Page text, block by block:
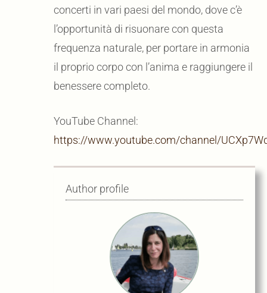
concerti in vari paesi del mondo, dove c’è
l’opportunità di risuonare con questa
frequenza naturale, per portare in armonia
il proprio corpo con l’anima e raggiungere il
benessere completo.
YouTube Channel:
https://www.youtube.com/channel/
Author profile